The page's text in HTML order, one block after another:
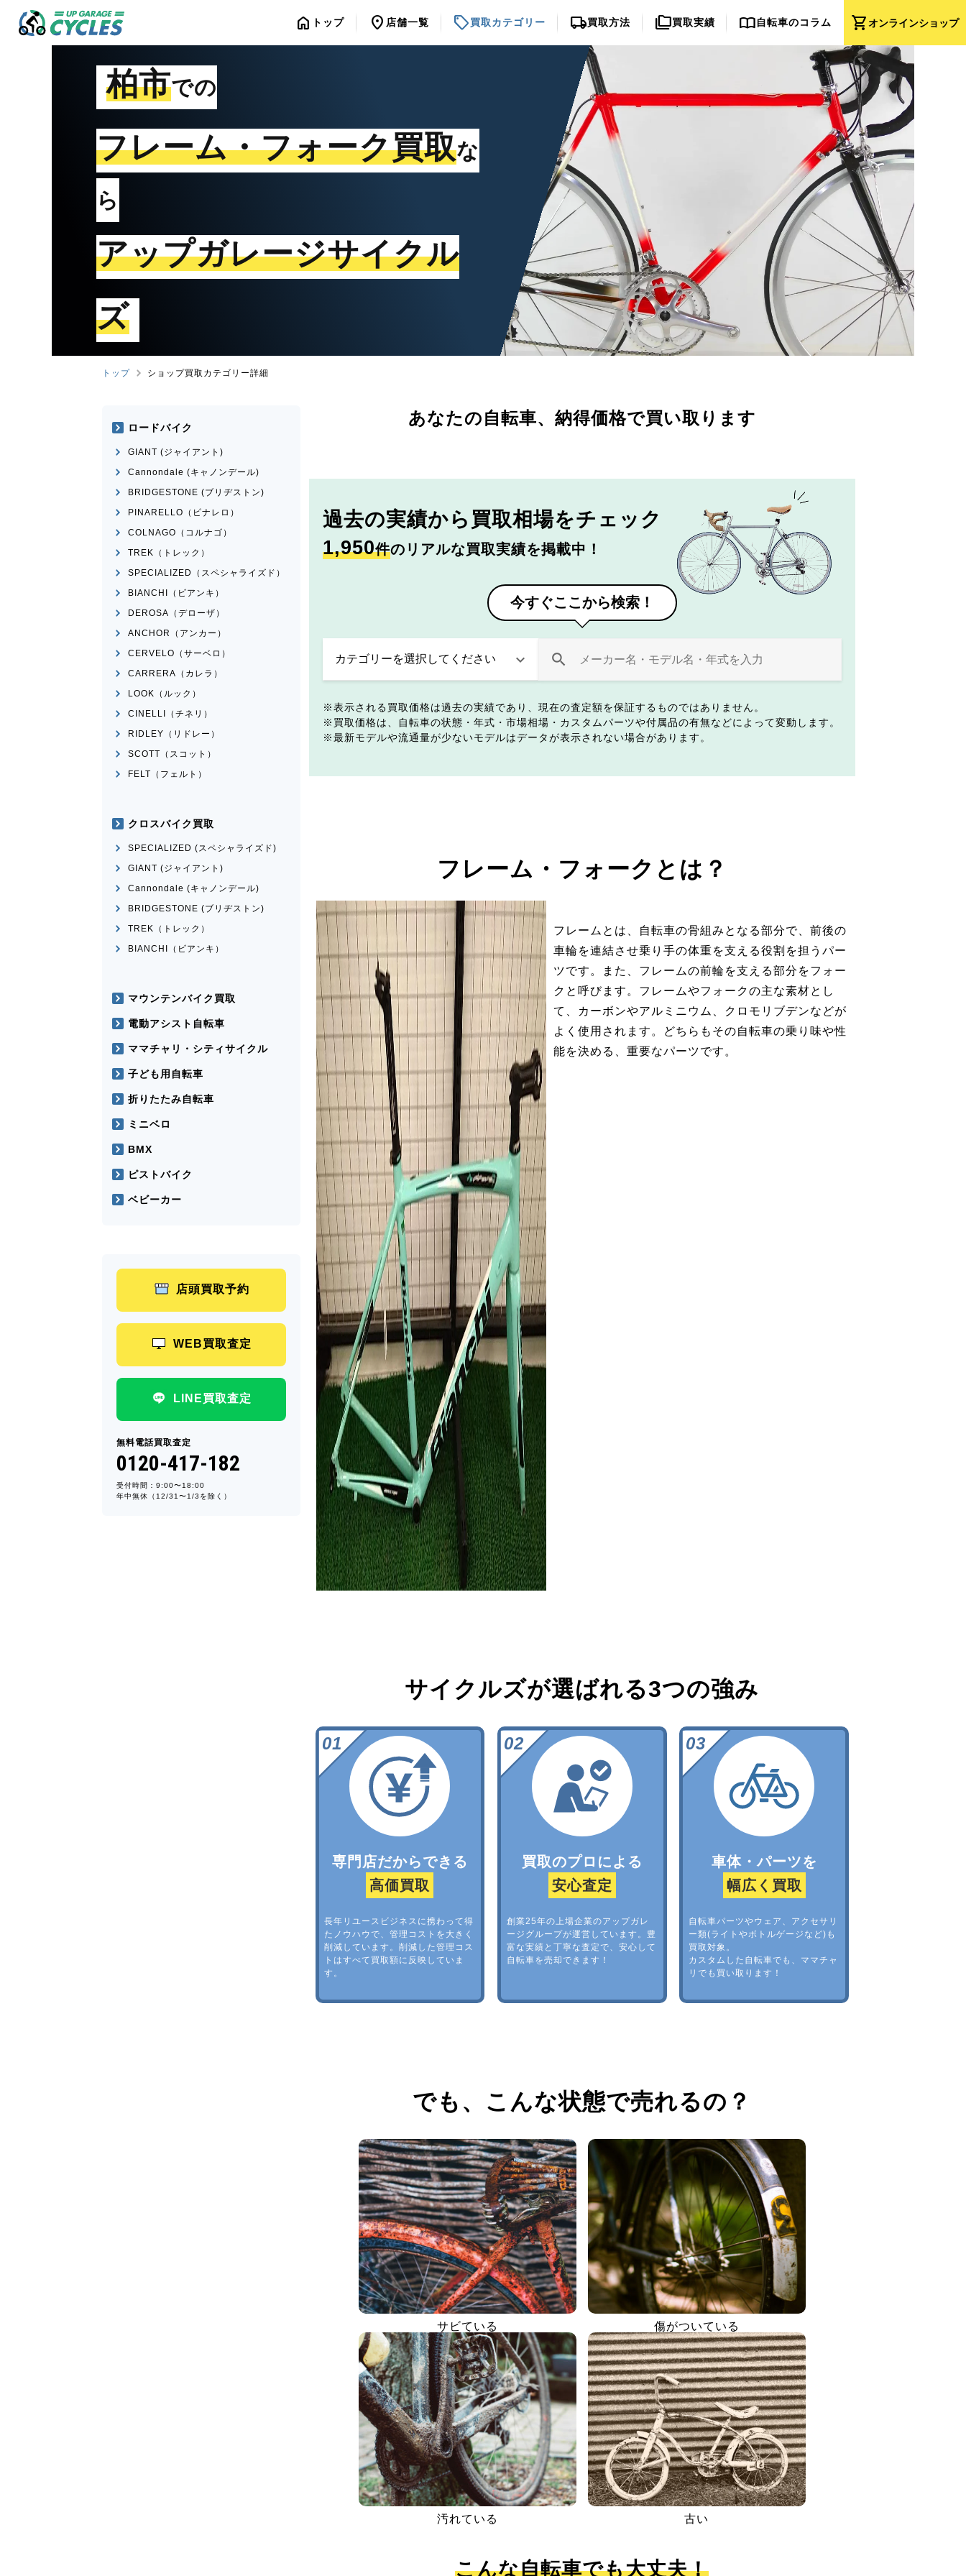
shopping_cartオンラインショップ
home トップ location_on 店舗一覧 sell買取カテゴリー local_shipping買取方法 folder_copy買取実績 import_contacts自転車のコラム
柏市での
フレーム・フォーク買取な
ら
アップガレージサイクル
ズ
トップ ショップ買取カテゴリー詳細
あなたの自転車、 納得価格で買い取ります
過去の実績から 買取相場をチェック
1,950件のリアルな買取実績を掲載中！
今すぐここから検索！
表示される買取価格は過去の実績であり、現在の査定額を保証するものではありません。
買取価格は、自転車の状態・年式・市場相場・カスタムパーツや付属品の有無などによって変動します。
最新モデルや流通量が少ないモデルはデータが表示されない場合があります。
フレーム・フォークとは？
フレームとは、自転車の骨組みとなる部分で、前後の
車輪を連結させ乗り手の体重を支える役割を担うパー
ツです。また、フレームの前輪を支える部分をフォー
クと呼びます。フレームやフォークの主な素材とし
て、カーボンやアルミニウム、クロモリブデンなどが
よく使用されます。どちらもその自転車の乗り味や性
能を決める、重要なパーツです。
サイクルズが選ばれる3つの強み
専門店だからできる
高価買取
長年リユースビジネスに携わって得
たノウハウで、管理コストを大きく
削減しています。削減した管理コス
トはすべて買取額に反映していま
す。
買取のプロによる
安心査定
創業25年の上場企業のアップガレ
ージグループが運営しています。豊
富な実績と丁寧な査定で、安心して
自転車を売却できます！
車体・パーツを
幅広く買取
自転車パーツやウェア、アクセサリ
ー類(ライトやボトルゲージなど)も
買取対象。
カスタムした自転車でも、ママチャ
リでも買い取ります！
でも、 こんな状態で売れるの？
サビている 傷がついている
汚れている 古い
こんな自転車でも大丈夫！
ロードバイク
GIANT (ジャイアント)
Cannondale (キャノンデール)
BRIDGESTONE (ブリヂストン)
PINARELLO（ピナレロ）
COLNAGO（コルナゴ）
TREK（トレック）
SPECIALIZED（スペシャライズド）
BIANCHI（ビアンキ）
DEROSA（デローザ）
ANCHOR（アンカー）
CERVELO（サーベロ）
CARRERA（カレラ）
LOOK（ルック）
CINELLI（チネリ）
RIDLEY（リドレー）
SCOTT（スコット）
FELT（フェルト）
クロスバイク買取
SPECIALIZED (スペシャライズド)
GIANT (ジャイアント)
Cannondale (キャノンデール)
BRIDGESTONE (ブリヂストン)
TREK（トレック）
BIANCHI（ビアンキ）
マウンテンバイク買取
電動アシスト自転車
ママチャリ・シティサイクル
子ども用自転車
折りたたみ自転車
ミニベロ
BMX
ピストバイク
ベビーカー
店頭買取予約
WEB買取査定
LINE買取査定
無料電話買取査定
0120-417-182
受付時間：9:00〜18:00
年中無休（12/31〜1/3を除く）